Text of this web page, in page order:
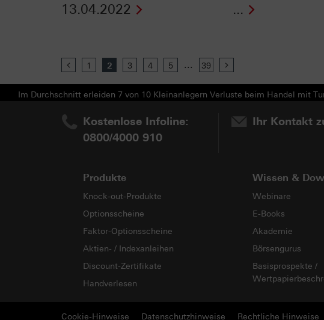
13.04.2022
...
Previous
1 2 3 4 5 ... 39
Im Durchschnitt erleiden 7 von 10 Kleinanlegern Verluste beim Handel mit
Kostenlose Infoline:
0800/4000 910
Ihr Kontakt
Produkte
Knock-out-Produkte
Optionsscheine
Faktor-Optionsscheine
Aktien- / Indexanleihen
Discount-Zertifikate
Handverlesen
Wissen &
Webinare
E-Books
Akademie
Börsengurus
Basisprospekte /
Cookie-Hinweise Datenschutzhinweise Rechtliche Hinweise